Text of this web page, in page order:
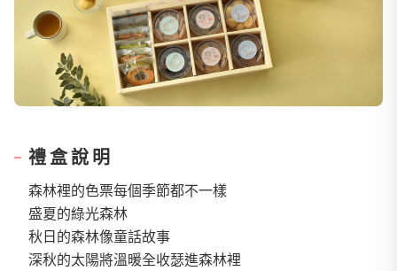
禮盒說明
森林裡的色票每個季節都不一樣
盛夏的綠光森林
秋日的森林像童話故事
深秋的太陽將溫暖全收瑟進森林裡